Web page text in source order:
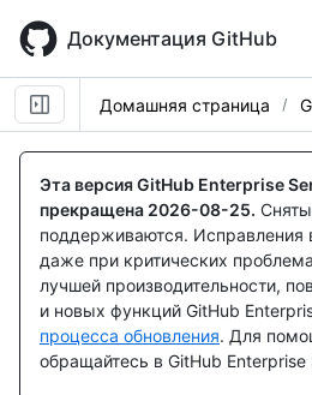
main
content
Документация GitHub
Домашняя страница
Эта версия GitHub Enterprise
прекращена 2026-08-25.
поддерживаются. Исправления
даже при критических
лучшей производительности,
и новых функций GitHub
процесса обновления. Для
обращайтесь в GitHub Enterprise